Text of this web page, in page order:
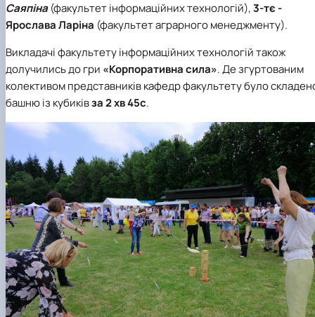
Саяпіна(факультет інформаційних технологій),3-тє -
Ярослава Ларіна (факультет аграрного менеджменту).
Викладачі факультету інформаційних технологій також
долучились до гри «Корпоративна сила». Де згуртованим
колективом представників кафедр факультету було
башню із кубиківза 2 хв 45с.